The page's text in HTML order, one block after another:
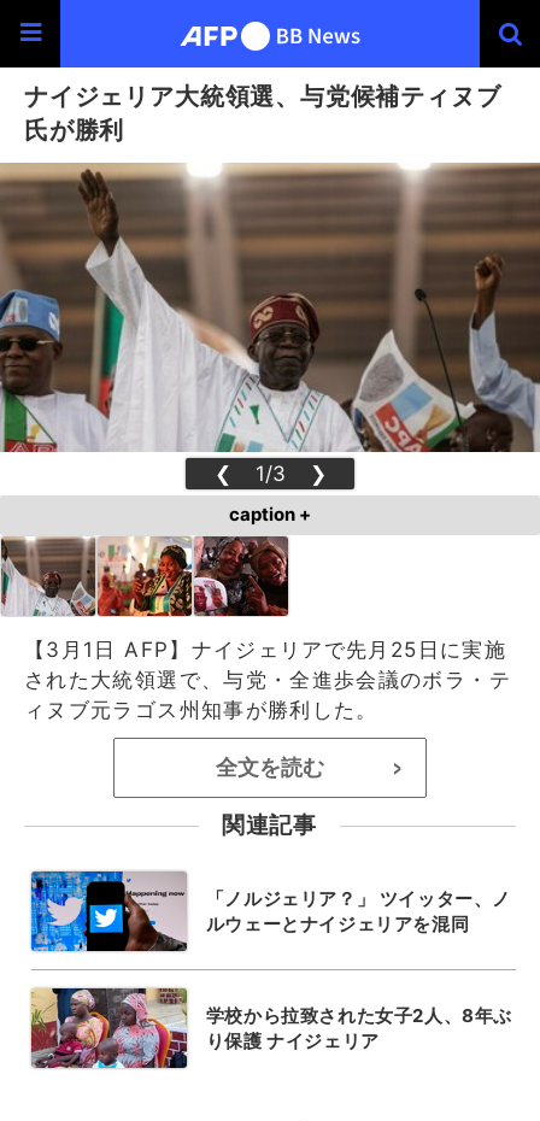
ナイジェリア大統領選、与党候補ティヌブ
氏が勝利
❮ 1/3 ❯
caption +
【3月1日 AFP】ナイジェリアで先月25日に実施
された大統領選で、与党・全進歩会議のボラ・テ
ィヌブ元ラゴス州知事が勝利した。
全文を読む >
関連記事
「ノルジェリア？」 ツイッター、ノ
ルウェーとナイジェリアを混同
学校から拉致された女子2人、8年ぶ
り保護 ナイジェリア